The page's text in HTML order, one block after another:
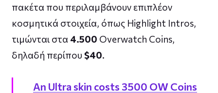
πακέτα που περιλαμβάνουν επιπλέον
κοσμητικά στοιχεία, όπως Highlight Intros,
τιμώνται στα 4.500 Overwatch Coins,
δηλαδή περίπου $40.
An Ultra skin costs 3500 OW Coins